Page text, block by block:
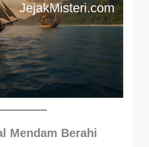
JejakMisteri.com
Mendam Berahi